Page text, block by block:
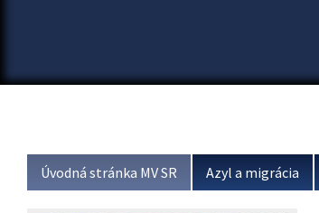
Úvodná stránka MV SR Azyl a migrácia